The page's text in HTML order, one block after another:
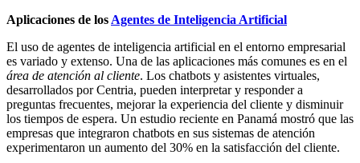
Aplicaciones de los Agentes de Inteligencia Artificial
El uso de agentes de inteligencia artificial en el entorno empresarial
es variado y extenso. Una de las aplicaciones más comunes es en el
área de atención al cliente. Los chatbots y asistentes virtuales,
desarrollados por Centria, pueden interpretar y responder a
preguntas frecuentes, mejorar la experiencia del cliente y disminuir
los tiempos de espera. Un estudio reciente en Panamá mostró que las
empresas que integraron chatbots en sus sistemas de atención
experimentaron un aumento del 30% en la satisfacción del cliente.